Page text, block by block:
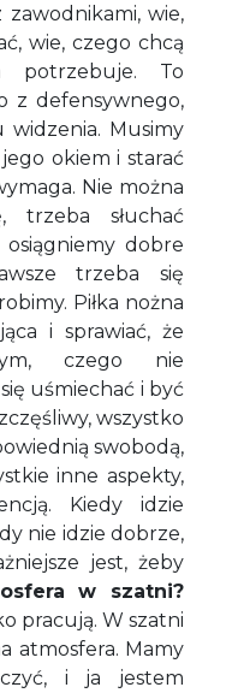
wie,
wie, czego chcą
potrzebuje. To
z defensywnego,
Musimy
okiem i starać
Nie można
trzeba słuchać
dobre
trzeba się
Piłka nożna
i sprawiać, że
czego nie
uśmiechać i być
wszystko
swobodą,
inne aspekty,
Kiedy idzie
nie idzie dobrze,
jest, żeby
w szatni?
pracują. W szatni
atmosfera. Mamy
i ja jestem